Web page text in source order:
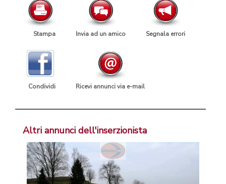
Stampa Invia ad un amico Segnala errori
Condividi Ricevi annunci via e-mail
Altri annunci dell'inserzionista